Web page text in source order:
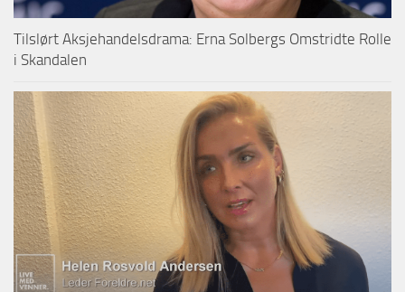
Tilslørt Aksjehandelsdrama: Erna Solbergs Omstridte Rolle
i Skandalen